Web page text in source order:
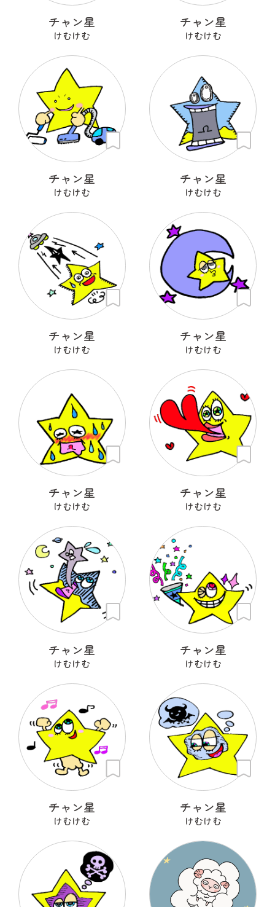
チャン星
けむけむ
チャン星
けむけむ
チャン星
けむけむ
チャン星
けむけむ
チャン星
けむけむ
チャン星
けむけむ
チャン星
けむけむ
チャン星
けむけむ
チャン星
けむけむ
チャン星
けむけむ
チャン星
けむけむ
チャン星
けむけむ